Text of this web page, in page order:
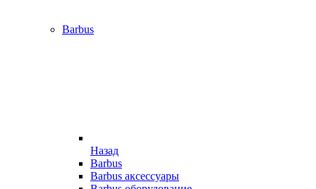
Barbus
Назад
Barbus
Barbus аксессуары